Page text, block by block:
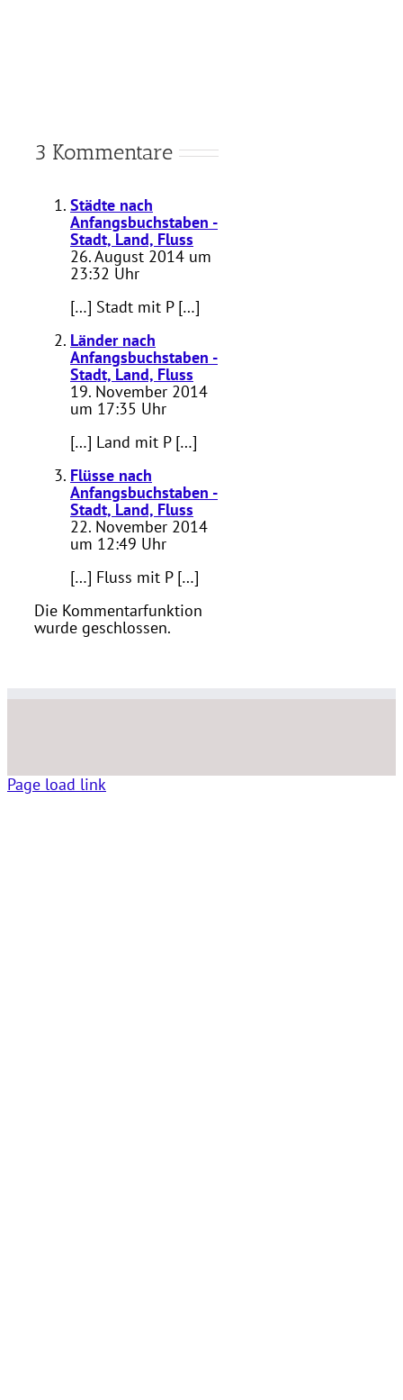
3 Kommentare
Städte nach
Anfangsbuchstaben -
Stadt, Land, Fluss
26. August 2014 um
23:32 Uhr
[…] Stadt mit P […]
Länder nach
Anfangsbuchstaben -
Stadt, Land, Fluss
19. November 2014
um 17:35 Uhr
[…] Land mit P […]
Flüsse nach
Anfangsbuchstaben -
Stadt, Land, Fluss
22. November 2014
um 12:49 Uhr
[…] Fluss mit P […]
Die Kommentarfunktion
wurde geschlossen.
Page load link